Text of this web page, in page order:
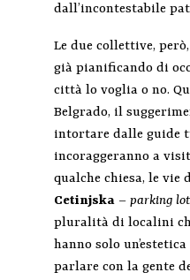
dall’incontestabile
Le due collettive,
già pianificando di
città lo voglia o no.
Belgrado, il
intortare dalle guide
incoraggeranno a
qualche chiesa, le vie
Cetinjska– parking lot
pluralità di localini
hanno solo
parlare con la gente